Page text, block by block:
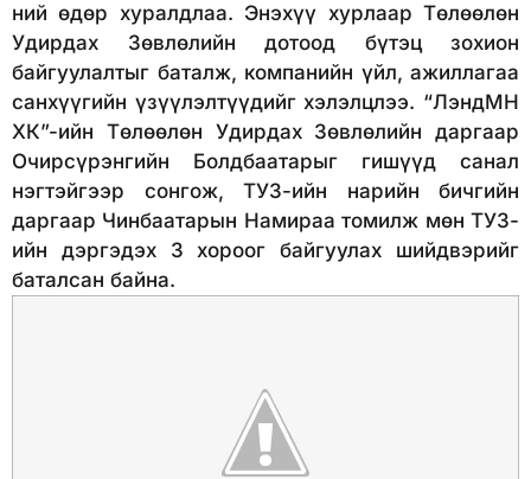
ний өдөр хуралдлаа. Энэхүү хурлаар Төлөөлөн
Удирдах Зөвлөлийн дотоод бүтэц зохион
байгуулалтыг баталж, компанийн үйл, ажиллагаа
санхүүгийн үзүүлэлтүүдийг хэлэлцлээ. “ЛэндМН
ХК”-ийн Төлөөлөн Удирдах Зөвлөлийн даргаар
Очирсүрэнгийн Болдбаатарыг гишүүд санал
нэгтэйгээр сонгож, ТУЗ-ийн нарийн бичгийн
даргаар Чинбаатарын Намираа томилж мөн ТУЗ-
ийн дэргэдэх 3 хороог байгуулах шийдвэрийг
баталсан байна.